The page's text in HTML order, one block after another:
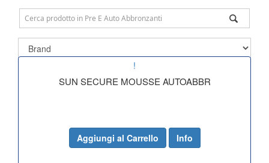
!
SUN SECURE MOUSSE AUTOABBR
Aggiungi al Carrello Info